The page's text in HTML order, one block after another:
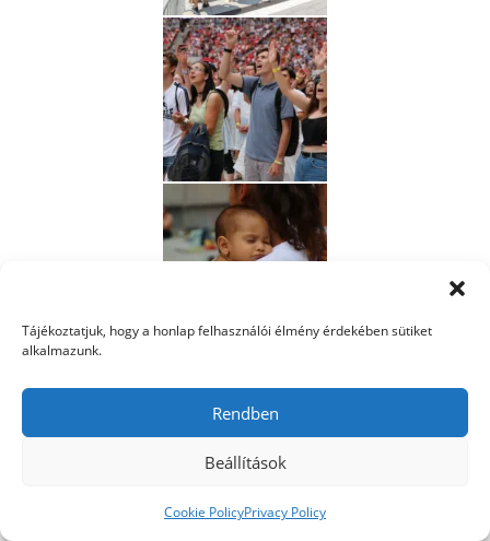
Tájékoztatjuk, hogy a honlap felhasználói élmény érdekében sütiket
alkalmazunk.
Rendben
Beállítások
Cookie PolicyPrivacy Policy